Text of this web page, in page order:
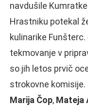
navdušile
Hrastniku potekal
kulinarike
tekmovanje v
so jih letos prvič
strokovne
Marija Čop, Mateja